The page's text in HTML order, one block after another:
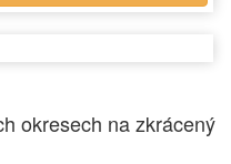
okresech na zkrácený